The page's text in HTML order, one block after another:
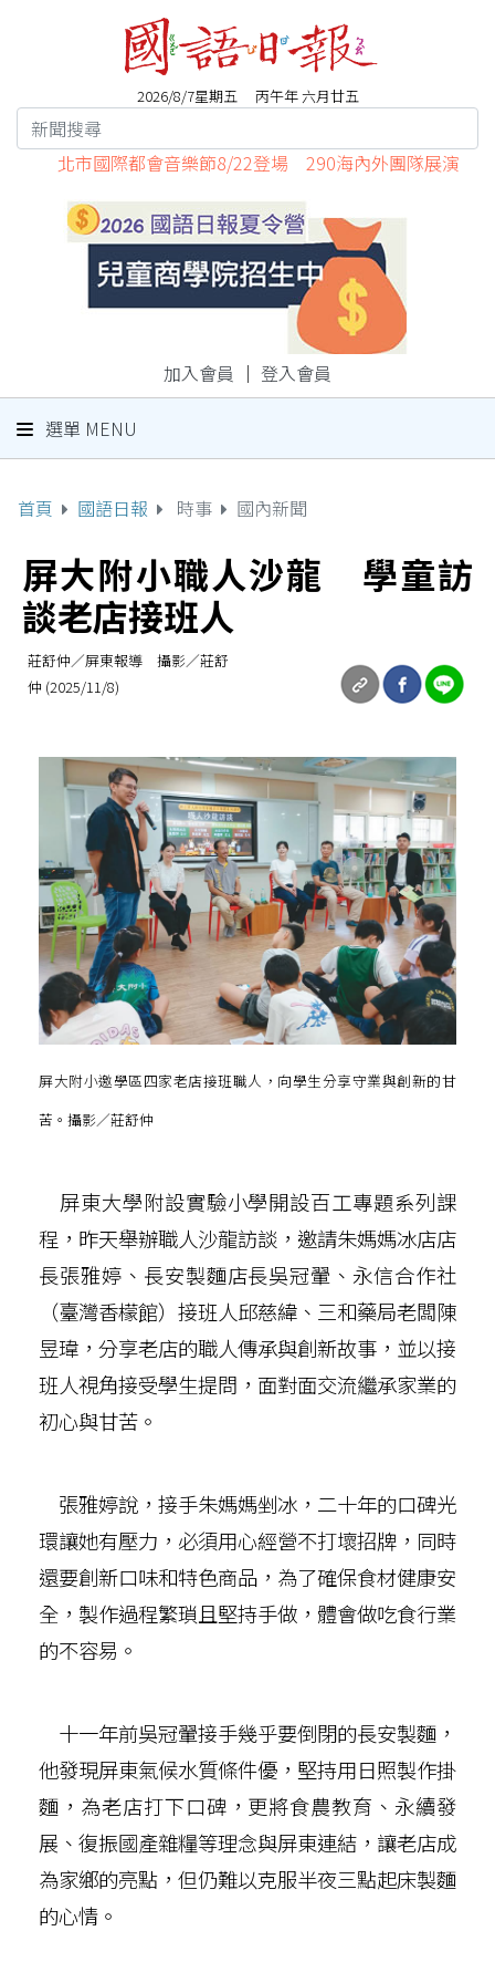
2026/8/7星期五 丙午年 六月廿五
北市國際都會音樂節8/22登場 290海內外團隊展演
加入會員 ｜ 登入會員
選單 MENU
首頁 國語日報 時事 國內新聞
屏大附小職人沙龍 學童訪
談老店接班人
莊舒仲／屏東報導 攝影／莊舒
仲 (2025/11/8)
屏大附小邀學區四家老店接班職人，向學生分享守業與創新的甘
苦。攝影／莊舒仲
屏東大學附設實驗小學開設百工專題系列課
程，昨天舉辦職人沙龍訪談，邀請朱媽媽冰店店
長張雅婷、長安製麵店長吳冠翬、永信合作社
（臺灣香檬館）接班人邱慈緯、三和藥局老闆陳
昱瑋，分享老店的職人傳承與創新故事，並以接
班人視角接受學生提問，面對面交流繼承家業的
初心與甘苦。
張雅婷說，接手朱媽媽剉冰，二十年的口碑光
環讓她有壓力，必須用心經營不打壞招牌，同時
還要創新口味和特色商品，為了確保食材健康安
全，製作過程繁瑣且堅持手做，體會做吃食行業
的不容易。
十一年前吳冠翬接手幾乎要倒閉的長安製麵，
他發現屏東氣候水質條件優，堅持用日照製作掛
麵，為老店打下口碑，更將食農教育、永續發
展、復振國產雜糧等理念與屏東連結，讓老店成
為家鄉的亮點，但仍難以克服半夜三點起床製麵
的心情。